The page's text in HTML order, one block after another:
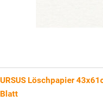
URSUS Löschpapier
Blatt